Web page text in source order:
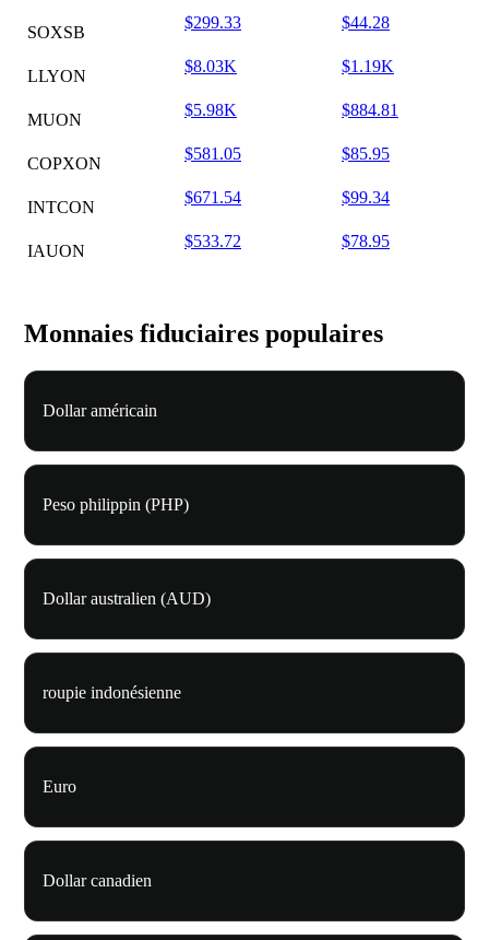
SOXSB
$299.33 $44.28
LLYON
$8.03K $1.19K
MUON
$5.98K $884.81
COPXON
$581.05 $85.95
INTCON
$671.54 $99.34
IAUON
$533.72 $78.95
Monnaies fiduciaires populaires
Dollar américain
Peso philippin (PHP)
Dollar australien (AUD)
roupie indonésienne
Euro
Dollar canadien